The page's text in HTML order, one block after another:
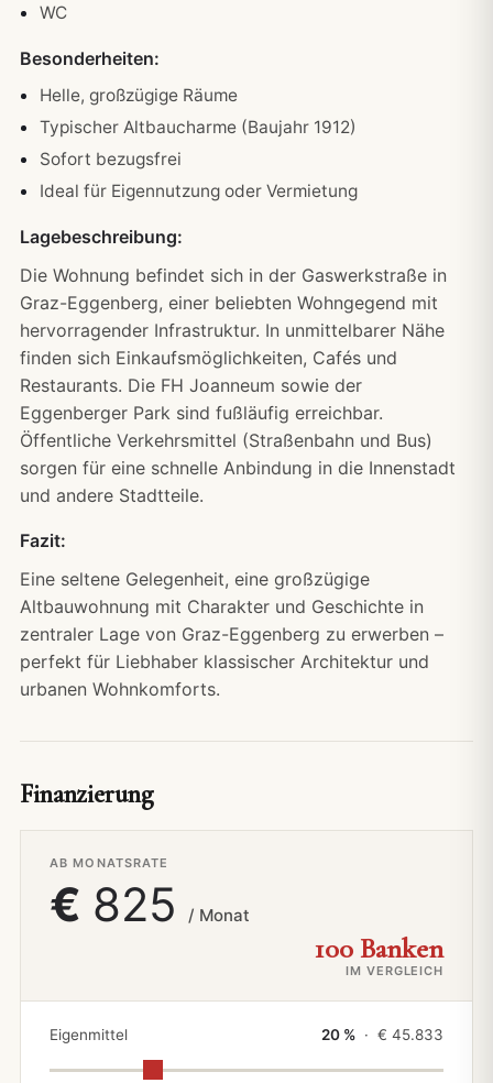
WC
Besonderheiten:
Helle, großzügige Räume
Typischer Altbaucharme (Baujahr 1912)
Sofort bezugsfrei
Ideal für Eigennutzung oder Vermietung
Lagebeschreibung:
Die Wohnung befindet sich in der Gaswerkstraße in
Graz-Eggenberg, einer beliebten Wohngegend mit
hervorragender Infrastruktur. In unmittelbarer Nähe
finden sich Einkaufsmöglichkeiten, Cafés und
Restaurants. Die FH Joanneum sowie der
Eggenberger Park sind fußläufig erreichbar.
Öffentliche Verkehrsmittel (Straßenbahn und Bus)
sorgen für eine schnelle Anbindung in die Innenstadt
und andere Stadtteile.
Fazit:
Eine seltene Gelegenheit, eine großzügige
Altbauwohnung mit Charakter und Geschichte in
zentraler Lage von Graz-Eggenberg zu erwerben –
perfekt für Liebhaber klassischer Architektur und
urbanen Wohnkomforts.
Finanzierung
AB MONATSRATE
€ 825 / Monat
100 Banken
IM VERGLEICH
Eigenmittel 20 % · € 45.833